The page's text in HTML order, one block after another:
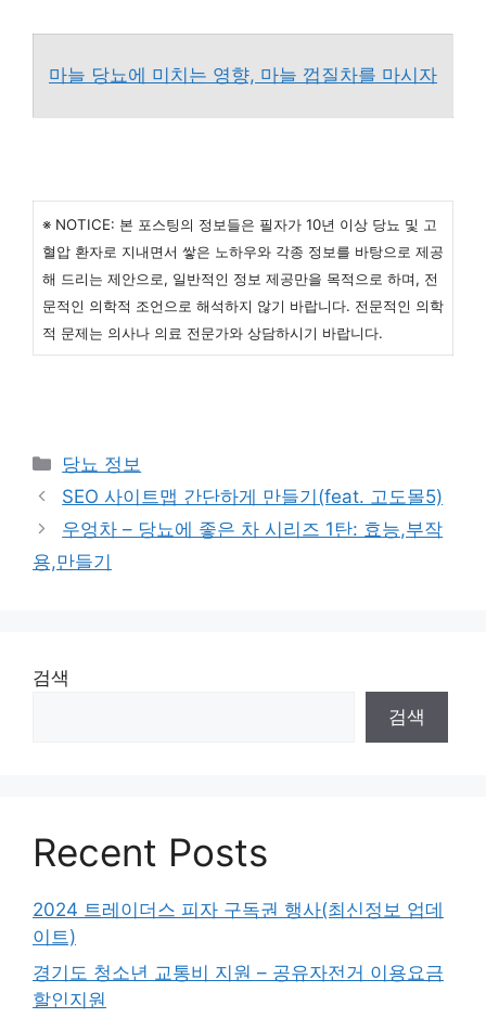
마늘 당뇨에 미치는 영향, 마늘 껍질차를 마시자
※ NOTICE: 본 포스팅의 정보들은 필자가 10년 이상 당뇨 및 고
혈압 환자로 지내면서 쌓은 노하우와 각종 정보를 바탕으로 제공
해 드리는 제안으로, 일반적인 정보 제공만을 목적으로 하며, 전
문적인 의학적 조언으로 해석하지 않기 바랍니다. 전문적인 의학
적 문제는 의사나 의료 전문가와 상담하시기 바랍니다.
카
테
리
당뇨 정보
SEO 사이트맵 간단하게 만들기(feat. 고도몰5)
우엉차 – 당뇨에 좋은 차 시리즈 1탄: 효능,부작
용,만들기
검색
검색
Recent Posts
2024 트레이더스 피자 구독권 행사(최신정보 업데
이트)
경기도 청소년 교통비 지원 – 공유자전거 이용요금
할인지원